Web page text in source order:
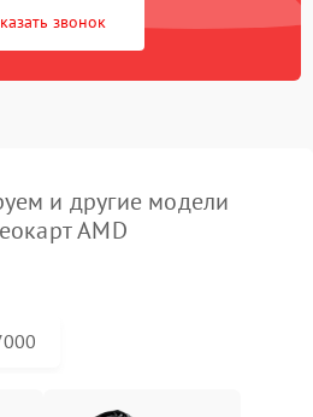
звонок
и другие модели
AMD